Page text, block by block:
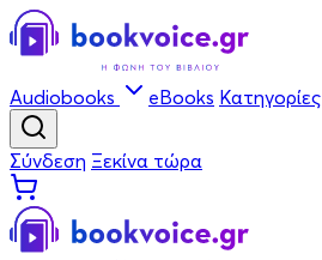
Audiobooks eBooks Κατηγορίες
Σύνδεση Ξεκίνα τώρα